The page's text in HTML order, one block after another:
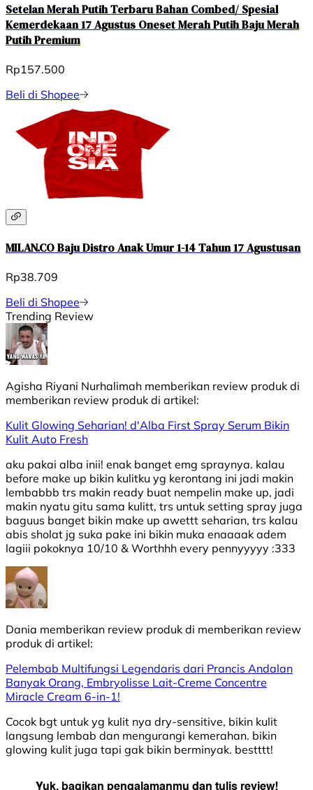
Setelan Merah Putih Terbaru Bahan Combed/ Spesial
Kemerdekaan 17 Agustus Oneset Merah Putih Baju Merah
Putih Premium
Rp157.500
Beli di Shopee
MILAN.CO Baju Distro Anak Umur 1-14 Tahun 17 Agustusan
Rp38.709
Beli di Shopee
Trending Review
Agisha Riyani Nurhalimah memberikan review produk di
memberikan review produk di artikel:
Kulit Glowing Seharian! d'Alba First Spray Serum Bikin
Kulit Auto Fresh
aku pakai alba inii! enak banget emg spraynya. kalau
before make up bikin kulitku yg kerontang ini jadi makin
lembabbb trs makin ready buat nempelin make up, jadi
makin nyatu gitu sama kulitt, trs untuk setting spray juga
baguus banget bikin make up awettt seharian, trs kalau
abis sholat jg suka pake ini bikin muka enaaaak adem
lagiii pokoknya 10/10 & Worthhh every pennyyyyy :333
Dania memberikan review produk di memberikan review
produk di artikel:
Pelembab Multifungsi Legendaris dari Prancis Andalan
Banyak Orang, Embryolisse Lait-Creme Concentre
Miracle Cream 6-in-1!
Cocok bgt untuk yg kulit nya dry-sensitive, bikin kulit
langsung lembab dan mengurangi kemerahan. bikin
glowing kulit juga tapi gak bikin berminyak. bestttt!